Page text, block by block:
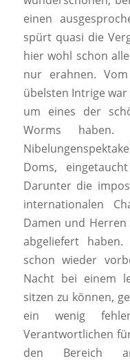
einen
spürt quasi die
hier wohl schon
nur erahnen.
übelsten Intrige
um eines der
Worms
Doms,
Darunter die
internationalen
Damen und
abgeliefert
schon wieder
Nacht bei einem
sitzen zu können,
ein wenig
Verantwortlichen
den Bereich